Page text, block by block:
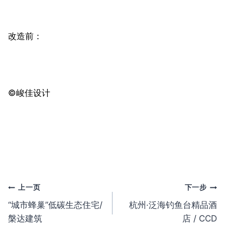
改造前：
©️峻佳设计
文
章
上一页
“城市蜂巢”低碳生态住宅/
槃达建筑
下一步
杭州·泛海钓鱼台精品酒
店 / CCD